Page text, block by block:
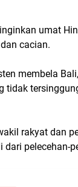
umat
cacian.
membela
tidak
rakyat dan
dari pelecehan-